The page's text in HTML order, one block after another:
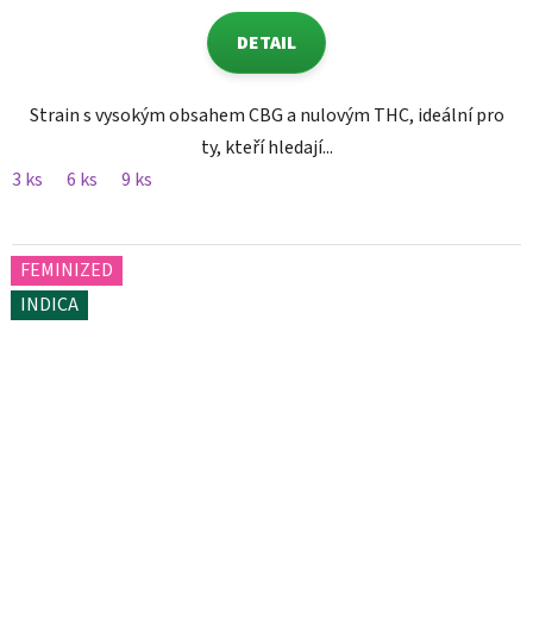
DETAIL
Strain s vysokým obsahem CBG a nulovým THC, ideální pro
ty, kteří hledají...
3 ks
6 ks 9 ks
FEMINIZED
INDICA